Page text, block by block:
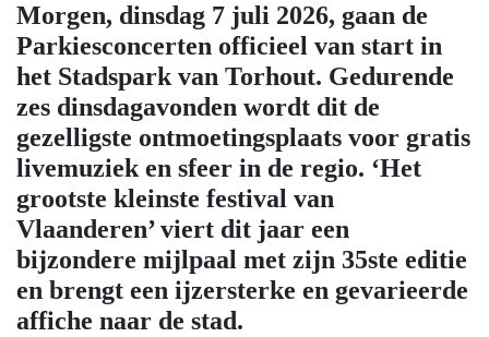
Morgen, dinsdag 7 juli 2026, gaan de
Parkiesconcerten officieel van start in
het Stadspark van Torhout. Gedurende
zes dinsdagavonden wordt dit de
gezelligste ontmoetingsplaats voor gratis
livemuziek en sfeer in de regio. ‘Het
grootste kleinste festival van
Vlaanderen’ viert dit jaar een
bijzondere mijlpaal met zijn 35ste editie
en brengt een ijzersterke en gevarieerde
affiche naar de stad.